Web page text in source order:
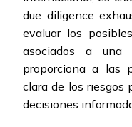
due diligence
evaluar los
asociados a una
proporciona a las
clara de los riesgos
decisiones